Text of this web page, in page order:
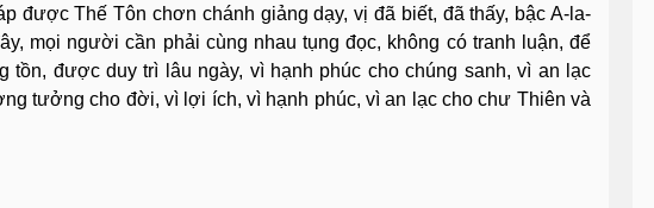
được Thế Tôn chơn chánh giảng dạy, vị đã biết, đã thấy, bậc A-la-
mọi người cần phải cùng nhau tụng đọc, không có tranh luận, để
tồn, được duy trì lâu ngày, vì hạnh phúc cho chúng sanh, vì an lạc
tưởng cho đời, vì lợi ích, vì hạnh phúc, vì an lạc cho chư Thiên và